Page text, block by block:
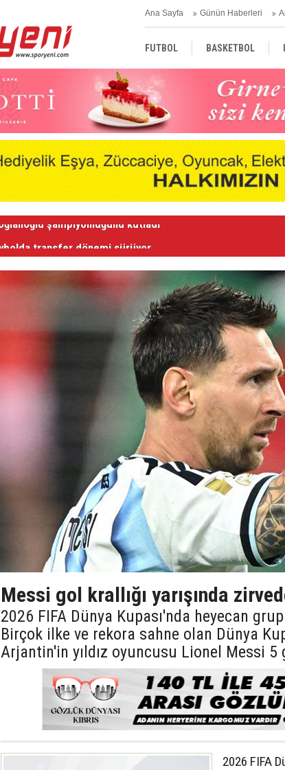
Ana Sayfa Günün Haberleri
FUTBOL BASKETBOL
TÜRKİYE AVRUPA
Messi gol krallığı yarışında
2026 FIFA Dünya Kupası'nda heyecan
Birçok ilke ve rekora sahne olan Dünya
Arjantin'in yıldız oyuncusu Lionel Messi 5
2026 FIFA